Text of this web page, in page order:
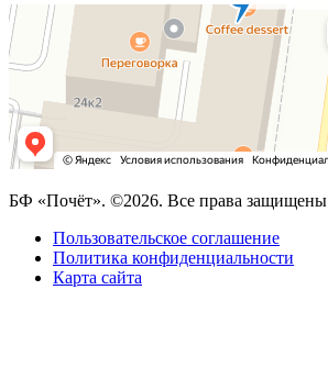
БФ «Почёт». ©2026. Все права защищены
Пользовательское соглашение
Политика конфиденциальности
Карта сайта